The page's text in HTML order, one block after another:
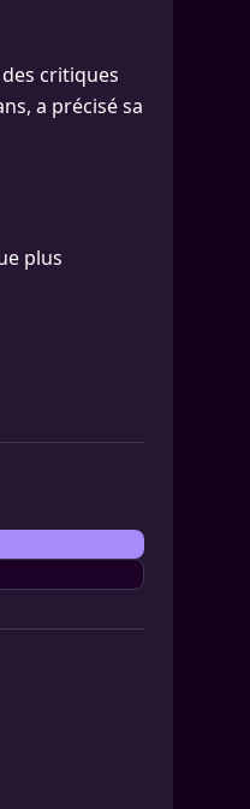
critiques
a précisé sa
plus